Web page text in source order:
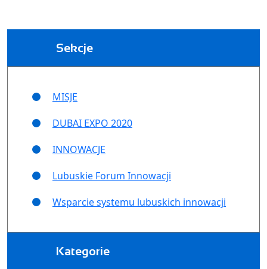
Sekcje
MISJE
DUBAI EXPO 2020
INNOWACJE
Lubuskie Forum Innowacji
Wsparcie systemu lubuskich innowacji
Kategorie